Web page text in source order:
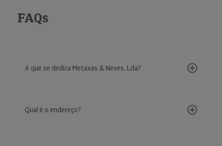
FAQs
A que se dedica Metaxas & Neves, Lda?
Qual é o endereço?